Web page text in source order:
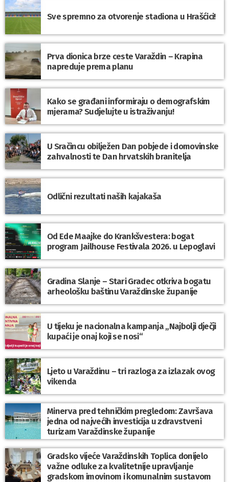
Sve spremno za otvorenje stadiona u Hrašćici!
Prva dionica brze ceste Varaždin – Krapina
napreduje prema planu
Kako se građani informiraju o demografskim
mjerama? Sudjelujte u istraživanju!
U Sračincu obilježen Dan pobjede i domovinske
zahvalnosti te Dan hrvatskih branitelja
Odlični rezultati naših kajakaša
Od Ede Maajke do Krankšvestera: bogat
program Jailhouse Festivala 2026. u Lepoglavi
Gradina Slanje – Stari Gradec otkriva bogatu
arheološku baštinu Varaždinske županije
U tijeku je nacionalna kampanja „Najbolji dječji
kupaći je onaj koji se nosi“
Ljeto u Varaždinu – tri razloga za izlazak ovog
vikenda
Minerva pred tehničkim pregledom: Završava
jedna od najvećih investicija u zdravstveni
turizam Varaždinske županije
Gradsko vijeće Varaždinskih Toplica donijelo
važne odluke za kvalitetnije upravljanje
gradskom imovinom i komunalnim sustavom